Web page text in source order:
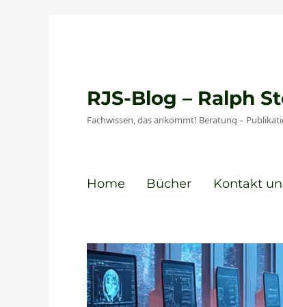
RJS-Blog – Ralph
Fachwissen, das ankommt! Beratung –
Home Bücher Kontakt